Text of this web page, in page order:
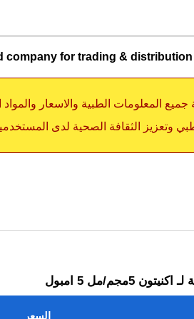
company for trading & distribution
جميع المعلومات الطبية والاسعار
وتعزيز الثقافة الصحية لدى
5مجم/مل 5 امبول
السعر